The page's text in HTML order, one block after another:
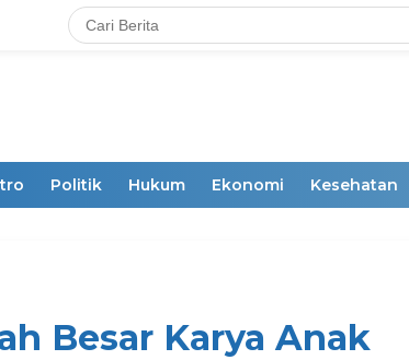
Politik Hukum Ekonomi Kesehatan
Besar Karya Anak